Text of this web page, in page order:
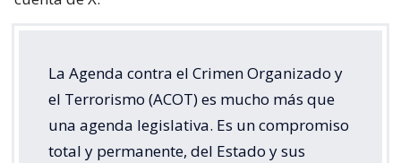
La Agenda contra el Crimen Organizado y
el Terrorismo (ACOT) es mucho más que
una agenda legislativa. Es un compromiso
total y permanente, del Estado y sus